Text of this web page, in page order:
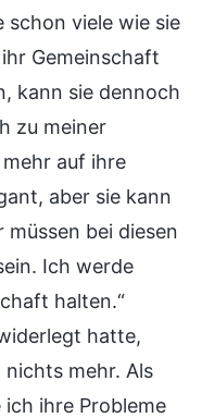
schon viele wie sie
Gemeinschaft
kann sie dennoch
zu meiner
auf ihre
aber sie kann
müssen bei diesen
Ich werde
halten.“
hatte,
mehr. Als
ihre Probleme